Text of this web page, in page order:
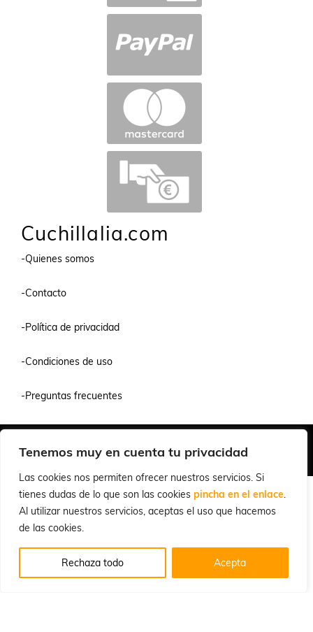
Tenemos muy en cuenta tu privacidad
Las cookies nos permiten ofrecer nuestros servicios. Si
tienes dudas de lo que son las cookies pincha en el enlace.
Al utilizar nuestros servicios, aceptas el uso que hacemos
de las cookies.
Rechaza todo Acepta
Cuchillalia.com
-Quienes somos
-Contacto
-Política de privacidad
-Condiciones de uso
-Preguntas frecuentes
© 2026 Cuchillalia.com